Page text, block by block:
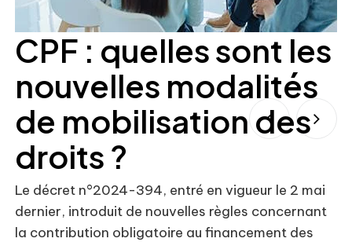
CPF : quelles sont les
nouvelles modalités
de mobilisation des
droits ?
Le décret n°2024-394, entré en vigueur le 2 mai
dernier, introduit de nouvelles règles concernant
la contribution obligatoire au financement des